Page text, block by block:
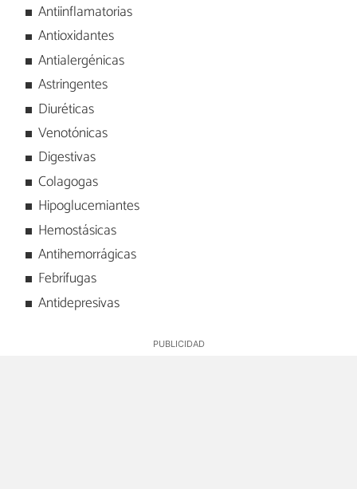
Antiinflamatorias
Antioxidantes
Antialergénicas
Astringentes
Diuréticas
Venotónicas
Digestivas
Colagogas
Hipoglucemiantes
Hemostásicas
Antihemorrágicas
Febrífugas
Antidepresivas